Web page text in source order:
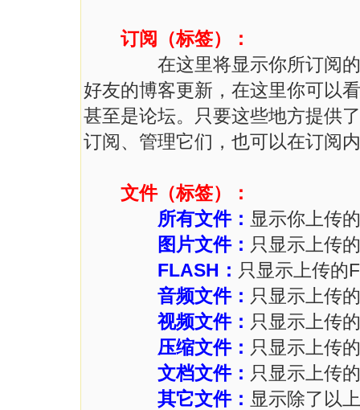
订阅（标签）：
在这里将显示你所订阅的博
好友的博客更新，在这里你可以
甚至是论坛。只要这些地方提供
订阅、管理它们，也可以在订阅
文件（标签）：
所有文件： 显示你上传
图片文件： 只显示上传
FLASH： 只显示上传的
音频文件： 只显示上传
视频文件： 只显示上传
压缩文件： 只显示上传
文档文件： 只显示上传
其它文件： 显示除了以